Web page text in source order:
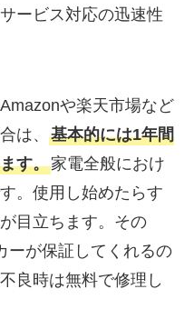
ービス対応の迅速性
や楽天市場など
は、 基本的には1年間
す。家電全般におけ
。使用し始めたらす
目立ちます。その
ーが保証してくれるの
良時は無料で修理し